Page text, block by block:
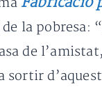
la pobresa:
de